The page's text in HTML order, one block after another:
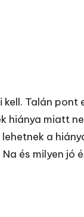
Talán pont
hiánya miatt
a
és milyen jó